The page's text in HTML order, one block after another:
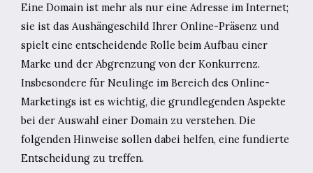
Eine Domain ist mehr als nur eine Adresse im Internet;
sie ist das Aushängeschild Ihrer Online-Präsenz und
spielt eine entscheidende Rolle beim Aufbau einer
Marke und der Abgrenzung von der Konkurrenz.
Insbesondere für Neulinge im Bereich des Online-
Marketings ist es wichtig, die grundlegenden Aspekte
bei der Auswahl einer Domain zu verstehen. Die
folgenden Hinweise sollen dabei helfen, eine fundierte
Entscheidung zu treffen.